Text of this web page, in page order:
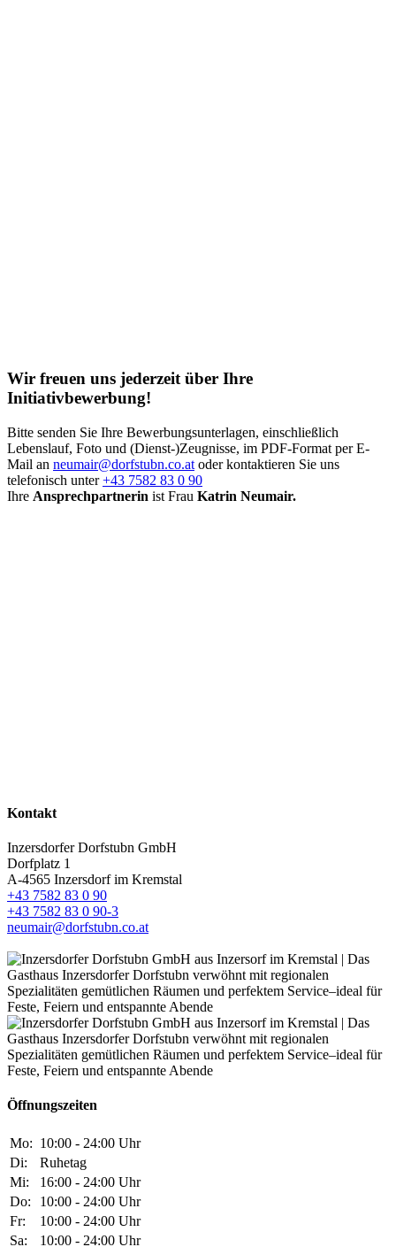
Wir freuen uns jederzeit über Ihre
Initiativbewerbung!
Bitte senden Sie Ihre Bewerbungsunterlagen, einschließlich
Lebenslauf, Foto und (Dienst-)Zeugnisse, im PDF-Format per E-
Mail an neumair@dorfstubn.co.at oder kontaktieren Sie uns
telefonisch unter+43 7582 83 0 90
Ihre Ansprechpartnerin ist Frau Katrin Neumair.
Kontakt
Inzersdorfer Dorfstubn GmbH
Dorfplatz 1
A-4565 Inzersdorf im Kremstal
+43 7582 83 0 90
+43 7582 83 0 90-3
neumair@dorfstubn.co.at
Öffnungszeiten
Mo: 10:00 - 24:00 Uhr
Di:
Ruhetag
Mi:
16:00 - 24:00 Uhr
Do:
10:00 - 24:00 Uhr
Fr:
10:00 - 24:00 Uhr
Sa:
10:00 - 24:00 Uhr